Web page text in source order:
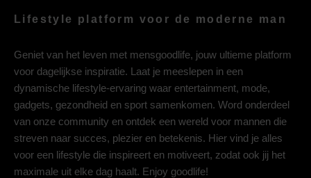
Lifestyle platform voor de moderne man
Geniet van het leven met mensgoodlife, jouw ultieme platform
voor dagelijkse inspiratie. Laat je meeslepen in een
dynamische lifestyle-ervaring waar entertainment, mode,
gadgets, gezondheid en sport samenkomen. Word onderdeel
van onze community en ontdek een wereld voor mannen die
streven naar succes, plezier en betekenis. Hier vind je alles
voor een lifestyle die inspireert en motiveert, zodat ook jij het
maximale uit elke dag haalt. Enjoy goodlife!